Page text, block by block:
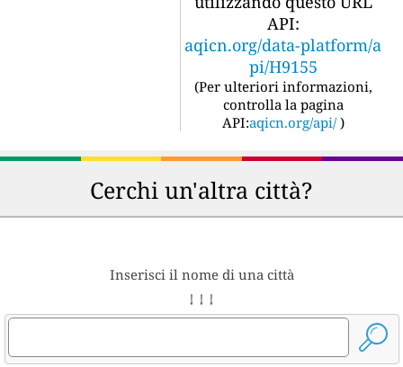
API:
aqicn.org/data-platform/a
pi/H9155
(Per ulteriori informazioni,
controlla la pagina
API:aqicn.org/api/ )
Cerchi un'altra città?
Inserisci il nome di una città
↓ ↓ ↓